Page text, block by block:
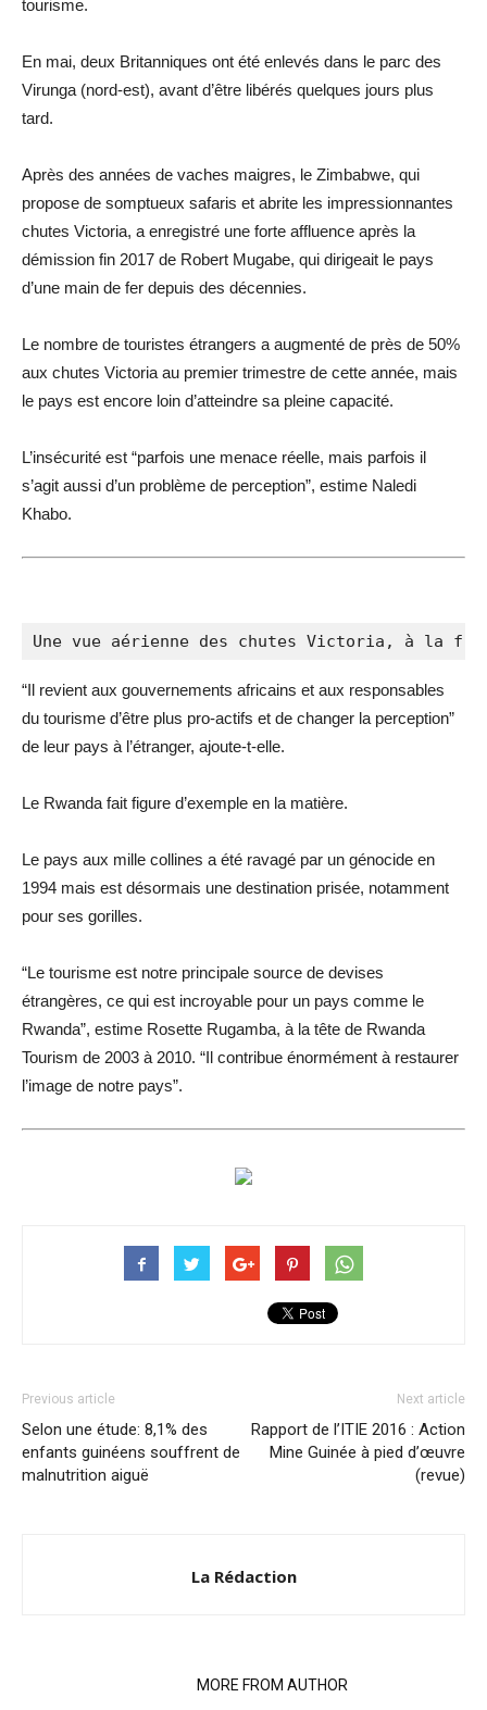
tourisme.
En mai, deux Britanniques ont été enlevés dans le parc des
Virunga (nord-est), avant d’être libérés quelques jours plus
tard.
Après des années de vaches maigres, le Zimbabwe, qui
propose de somptueux safaris et abrite les impressionnantes
chutes Victoria, a enregistré une forte affluence après la
démission fin 2017 de Robert Mugabe, qui dirigeait le pays
d’une main de fer depuis des décennies.
Le nombre de touristes étrangers a augmenté de près de 50%
aux chutes Victoria au premier trimestre de cette année, mais
le pays est encore loin d’atteindre sa pleine capacité.
L’insécurité est “parfois une menace réelle, mais parfois il
s’agit aussi d’un problème de perception”, estime Naledi
Khabo.
Une vue aérienne des chutes Victoria, à la
“Il revient aux gouvernements africains et aux responsables
du tourisme d’être plus pro-actifs et de changer la perception”
de leur pays à l’étranger, ajoute-t-elle.
Le Rwanda fait figure d’exemple en la matière.
Le pays aux mille collines a été ravagé par un génocide en
1994 mais est désormais une destination prisée, notamment
pour ses gorilles.
“Le tourisme est notre principale source de devises
étrangères, ce qui est incroyable pour un pays comme le
Rwanda”, estime Rosette Rugamba, à la tête de Rwanda
Tourism de 2003 à 2010. “Il contribue énormément à restaurer
l’image de notre pays”.
Previous article
Selon une étude: 8,1% des
enfants guinéens souffrent de
malnutrition aiguë
Next article
Rapport de l’ITIE 2016 : Action
Mine Guinée à pied d’œuvre
(revue)
La Rédaction
MORE FROM AUTHOR